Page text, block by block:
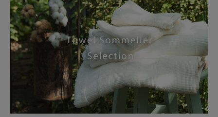
刺繍について
お買い物ガイド
International Shipping